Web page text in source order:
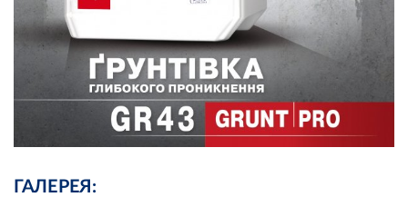
ГАЛЕРЕЯ: